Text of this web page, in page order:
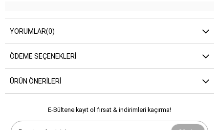
YORUMLAR(0)
ÖDEME SEÇENEKLERI
ÜRÜN ÖNERILERI
E-Bültene kayıt ol fırsat & indirimleri kaçırma!